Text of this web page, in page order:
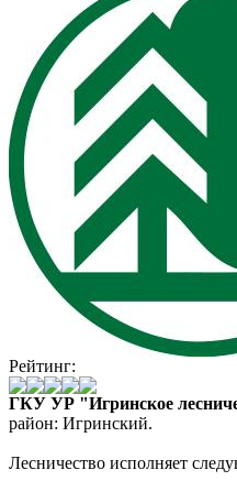
Рейтинг:
ГКУ УР "Игринское
район: Игринский.
Лесничество исполняет